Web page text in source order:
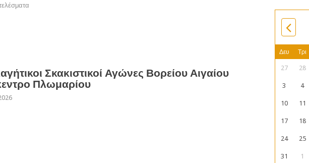
Σκακιστικοί Αγώνες Βορείου Αιγαίου
Πλωμαρίου
Δευ Τρι
27 28
3 4
10 11
17 18
24 25
31 1